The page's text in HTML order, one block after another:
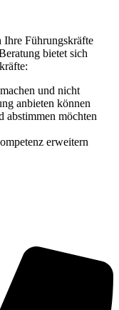
Ihre Führungskräfte
bietet sich
und nicht
anbieten können
abstimmen möchten
erweitern